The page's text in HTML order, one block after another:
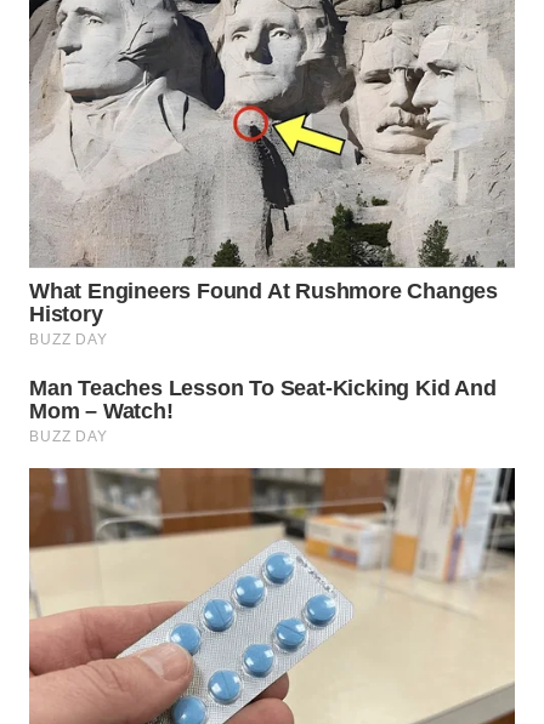
WN
KALSEL
WN
KALTIM
WN
SULSEL
WN
GORONTALO
WN
SULUT
MALUKU
WN